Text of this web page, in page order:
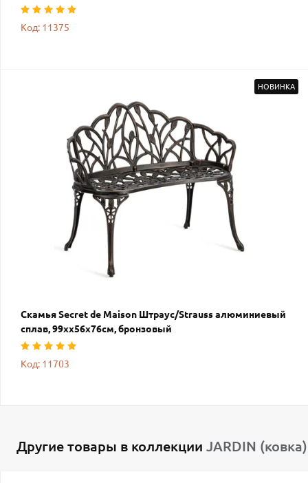
Код: 11375
НОВИНКА
Скамья Secret de Maison Штраус/Strauss алюминиевый
сплав, 99хх56х76см, бронзовый
Код: 11703
Другие товары в коллекции JARDIN (ковка)